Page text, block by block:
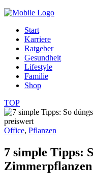
Start
Karriere
Ratgeber
Gesundheit
Lifestyle
Familie
Shop
TOP
Office, Pflanzen
7 simple Tipps: